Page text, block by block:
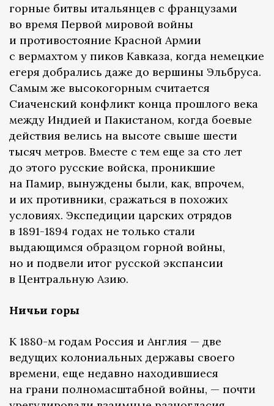
горные битвы итальянцев с французами
во время Первой мировой войны
и противостояние Красной Армии
с вермахтом у пиков Кавказа, когда немецкие
егеря добрались даже до вершины Эльбруса.
Самым же высокогорным считается
Сиаченский конфликт конца прошлого века
между Индией и Пакистаном, когда боевые
действия велись на высоте свыше шести
тысяч метров. Вместе с тем еще за сто лет
до этого русские войска, проникшие
на Памир, вынуждены были, как, впрочем,
и их противники, сражаться в похожих
условиях. Экспедиции царских отрядов
в 1891-1894 годах не только стали
выдающимся образцом горной войны,
но и подвели итог русской экспансии
в Центральную Азию.
Ничьи горы
К 1880-м годам Россия и Англия — две
ведущих колониальных державы своего
времени, еще недавно находившиеся
на грани полномасштабной войны, — почти